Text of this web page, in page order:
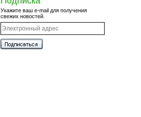
Укажите ваш e-mail для получения
свежих новостей.